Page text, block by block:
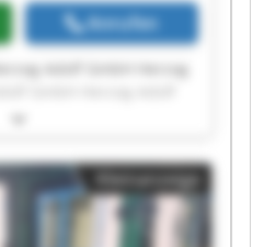
Anrufen
Adolf GmbH Herzog
Herzog Adolf GmbH
GmbH Herzog Adolf
Herzog Adolf GmbH
Adolf GmbH Herzog
Kleinanzeige